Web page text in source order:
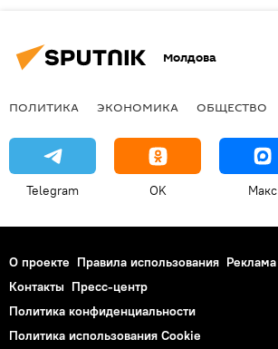
Молдова
ПОЛИТИКА ЭКОНОМИКА ОБЩЕСТВО
Telegram OK Макс
О проекте Правила использования Реклама
Контакты Пресс-центр
Политика конфиденциальности
Политика использования Cookie